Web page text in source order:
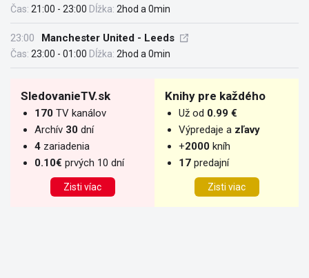
Čas: 21:00 - 23:00 Dĺžka: 2hod a 0min
23:00 Manchester United - Leeds
Čas: 23:00 - 01:00 Dĺžka: 2hod a 0min
SledovanieTV.sk
170 TV kanálov
Archív 30 dní
4 zariadenia
0.10€ prvých 10 dní
Zisti víac
Knihy pre každého
Už od 0.99 €
Výpredaje a zľavy
+2000 kníh
17 predajní
Zisti viac